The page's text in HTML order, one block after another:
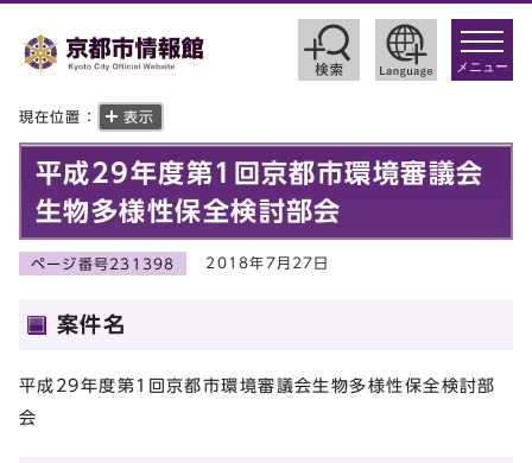
toggle
メニュー
現在位置： 表示
平成29年度第1回京都市環境審議会
生物多様性保全検討部会
ページ番号231398 2018年7月27日
案件名
平成29年度第1回京都市環境審議会生物多様性保全検討部
会